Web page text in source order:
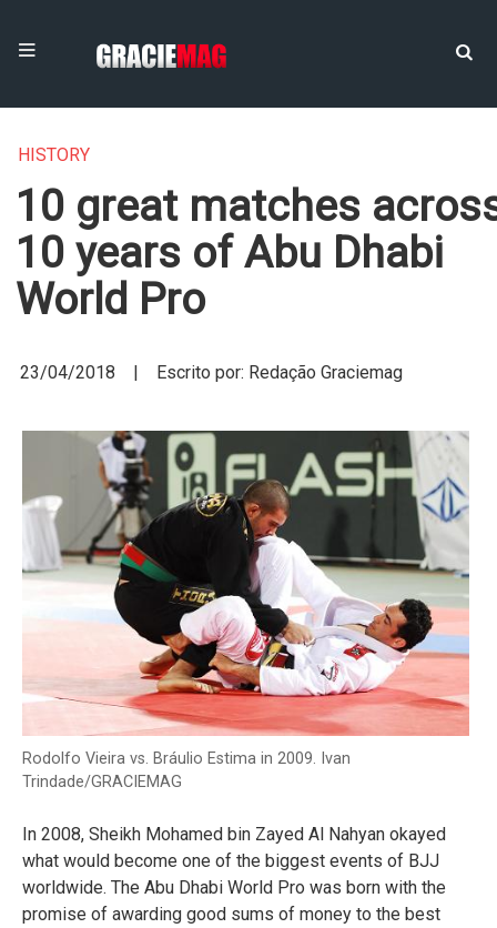
HISTORY
10 great matches
10 years of Abu Dhabi
World Pro
23/04/2018 | Escrito por: Redação Graciemag
Rodolfo Vieira vs. Bráulio Estima in 2009. Ivan
Trindade/GRACIEMAG
In 2008, Sheikh Mohamed bin Zayed Al Nahyan okayed
what would become one of the biggest events of BJJ
worldwide. The Abu Dhabi World Pro was born with the
promise of awarding good sums of money to the best